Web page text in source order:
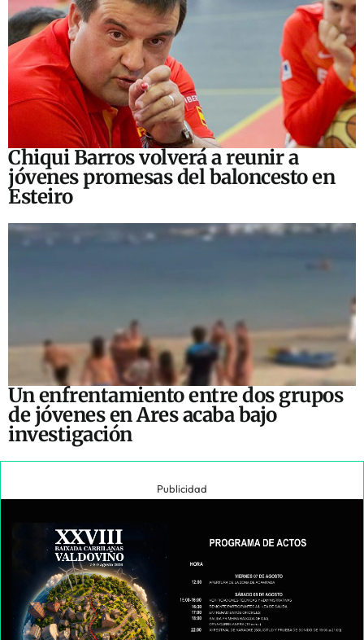
Chiqui Barros volverá a reunir a
jóvenes promesas del baloncesto en
Esteiro
Un enfrentamiento entre dos grupos
de jóvenes en Ares acaba bajo
investigación
Publicidad